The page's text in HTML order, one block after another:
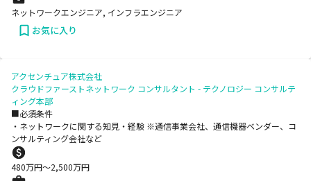
ネットワークエンジニア, インフラエンジニア
お気に入り
アクセンチュア株式会社
クラウドファーストネットワーク コンサルタント - テクノロジー コンサルテ
ィング本部
■必須条件
・ネットワークに関する知見・経験 ※通信事業会社、通信機器ベンダー、コ
ンサルティング会社など
480万円〜2,500万円